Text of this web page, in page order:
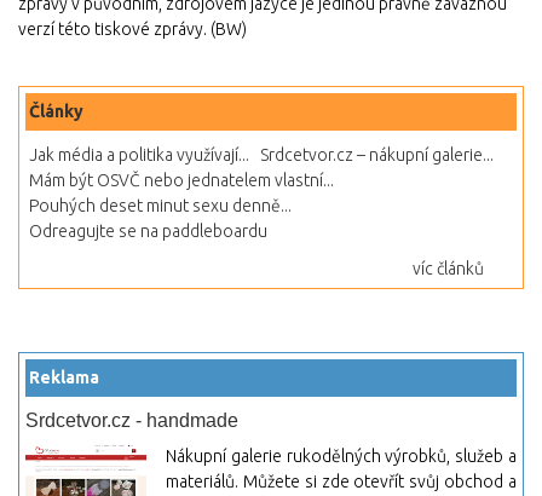
verzí této tiskové zprávy. (BW)
Články
Jak média a politika využívají...
Srdcetvor.cz – nákupní galerie...
Mám být OSVČ nebo jednatelem vlastní...
Pouhých deset minut sexu denně...
Odreagujte se na paddleboardu
víc článků
Reklama
Srdcetvor.cz - handmade
Nákupní galerie rukodělných výrobků, služeb a
materiálů. Můžete si zde otevřít svůj obchod a